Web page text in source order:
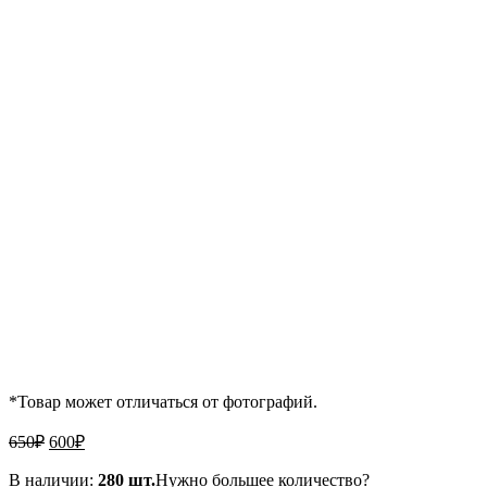
*Товар может отличаться от фотографий.
650₽ Первоначальная
составляла
600₽Текущая
600₽.
В наличии: 280 шт.Нужно большее количество?